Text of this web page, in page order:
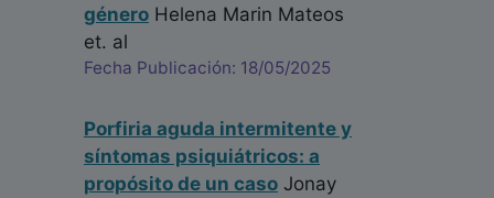
género Helena Marin Mateos
et. al
Fecha Publicación: 18/05/2025
Porfiria aguda intermitente y
síntomas psiquiátricos: a
propósito de un caso Jonay